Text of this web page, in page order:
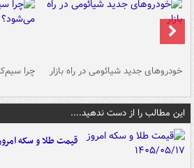
خودروهای جدید شیائومی در راه بازار چرا
این مطالب را از دست ندهید....
قیمت طلا و سکه امروز ۱۴۰۵/۰۵/